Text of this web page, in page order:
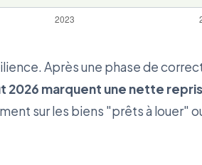
Après une phase de
2026 marquent une nette
sur les biens "prêts à louer"